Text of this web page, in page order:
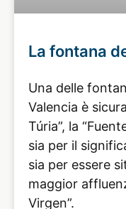
La fontana
Una delle
Valencia è
Túria”, la
sia per il
sia per essere
maggior
Virgen”.